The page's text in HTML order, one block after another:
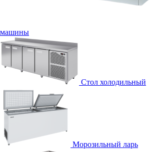
машины
Стол холодильный
Морозильный ларь